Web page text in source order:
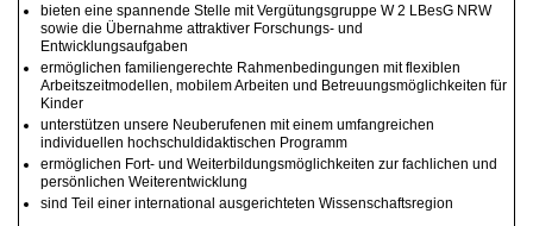
bieten eine spannende Stelle mit Vergütungsgruppe W 2 LBesG NRW
sowie die Übernahme attraktiver Forschungs- und
Entwicklungsaufgaben
ermöglichen familiengerechte Rahmenbedingungen mit flexiblen
Arbeitszeitmodellen, mobilem Arbeiten und Betreuungsmöglichkeiten für
Kinder
unterstützen unsere Neuberufenen mit einem umfangreichen
individuellen hochschuldidaktischen Programm
ermöglichen Fort- und Weiterbildungsmöglichkeiten zur fachlichen und
persönlichen Weiterentwicklung
sind Teil einer international ausgerichteten Wissenschaftsregion